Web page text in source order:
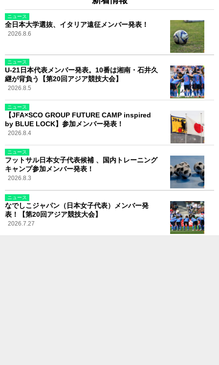
ニュース
全日本大学選抜、イタリア遠征メンバー発表！
2026.8.6
ニュース
U-21日本代表メンバー発表。10番は湘南・石井久
継が背負う【第20回アジア競技大会】
2026.8.5
ニュース
【JFA×SCO GROUP FUTURE CAMP inspired
by BLUE LOCK】参加メンバー発表！
2026.8.4
ニュース
フットサル日本女子代表候補 、国内トレーニング
キャンプ参加メンバー発表！
2026.8.3
ニュース
なでしこジャパン（日本女子代表）メンバー発
表！【第20回アジア競技大会】
2026.7.27